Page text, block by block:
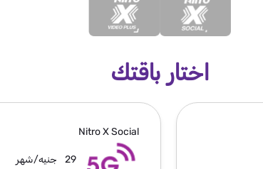
اختار باقتك
Nitro XSocial
29 جنيه/شهر